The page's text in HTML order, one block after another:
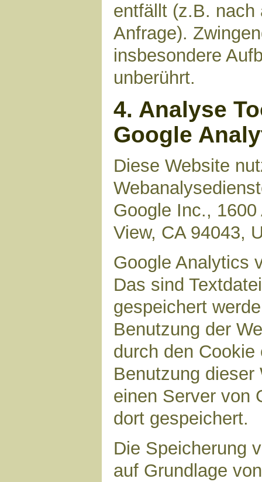
entfällt (z.B. nach
Anfrage).
insbesondere
unberührt.
4. Analyse
Google
Diese Website
Google Inc.,
View, CA 94043,
Google Analytics
Das sind
gespeichert
Benutzung der
durch den
Benutzung dieser
einen Server von
dort gespeichert.
Die Speicherung
auf Grundlage